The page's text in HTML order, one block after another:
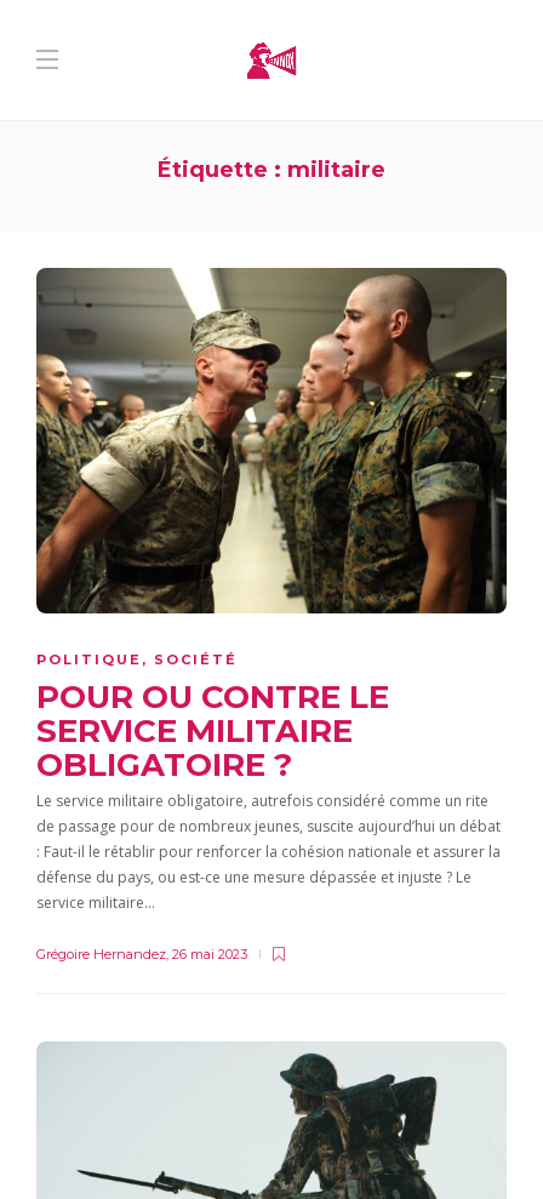
Étiquette : militaire
POLITIQUE , SOCIÉTÉ
POUR OU CONTRE LE
SERVICE MILITAIRE
OBLIGATOIRE ?
Le service militaire obligatoire, autrefois considéré comme un rite
de passage pour de nombreux jeunes, suscite aujourd’hui un débat
: Faut-il le rétablir pour renforcer la cohésion nationale et assurer la
défense du pays, ou est-ce une mesure dépassée et injuste ? Le
service militaire…
Grégoire Hernandez 26 mai 2023